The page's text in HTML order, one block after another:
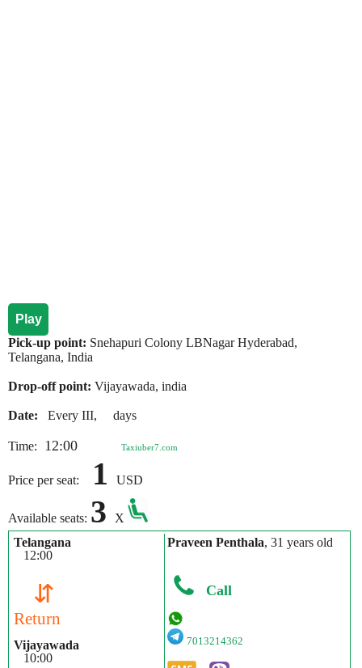
Play
Pick-up point: Snehapuri Colony LBNagar Hyderabad,
Telangana, India
Drop-off point: Vijayawada, india
Date: Every III, days
Time: 12:00 Taxiuber7.com
Price per seat: 1 USD
Available seats: 3
X
Telangana
12:00
⇵
Return
Vijayawada
10:00
Praveen Penthala, 31 years old
Call
7013214362